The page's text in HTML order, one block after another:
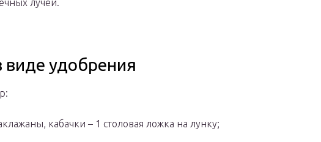
лучей.
удобрения
кабачки – 1 столовая ложка на лунку;